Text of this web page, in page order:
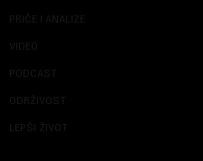
PRIČE I ANALIZE
VIDEO
PODCAST
ODRŽIVOST
LEPŠI ŽIVOT